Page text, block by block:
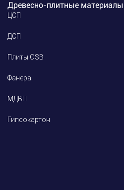
Древесно-плитные материалы
ЦСП
ДСП
Плиты OSB
Фанера
МДВП
Гипсокартон